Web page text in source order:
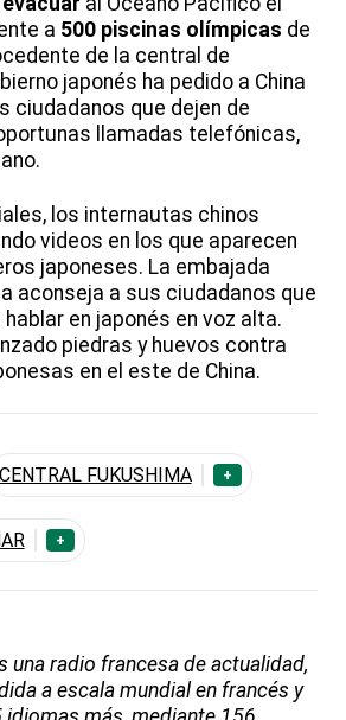
a 500 piscinas olímpicas de
de la central de
japonés ha pedido a China
ciudadanos que dejen de
llamadas telefónicas,
los internautas chinos
videos en los que aparecen
japoneses. La embajada
aconseja a sus ciudadanos que
en japonés en voz alta.
piedras y huevos contra
en el este de China.
CENTRAL FUKUSHIMA +
+
una radio francesa de actualidad,
a escala mundial en francés y